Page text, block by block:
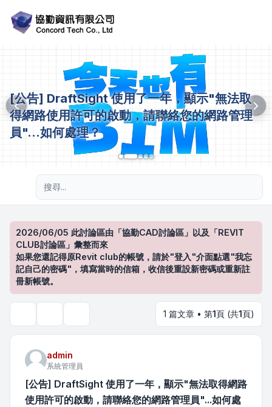
[公告] DraftSight 使用了一年，顯示"無法取
得網路使用許可的啟動，請聯絡您的網路管理
員"...如何處理？
2026/06/05 此討論區由「協勤CAD討論區」以及「REVIT
CLUB討論區」彙整而來
如果您還記得原Revit club的帳號，請於"登入"介面點選"我忘
記自己的密碼"，填寫當時的信箱，收信後重設新密碼或重新註
冊新帳號。
1 篇文章 • 第1頁 (共1頁)
admin
系統管理員
[公告] DraftSight 使用了一年，顯示"無法取得網路
使用許可的啟動，請聯絡您的網路管理員"...如何處